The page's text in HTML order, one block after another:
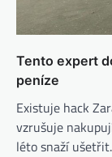
Tento expert
peníze
Existuje hack
vzrušuje
léto snaží